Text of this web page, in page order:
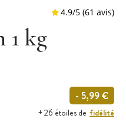
1 kg
- 5,99 €
+ 26 étoiles de fidélité